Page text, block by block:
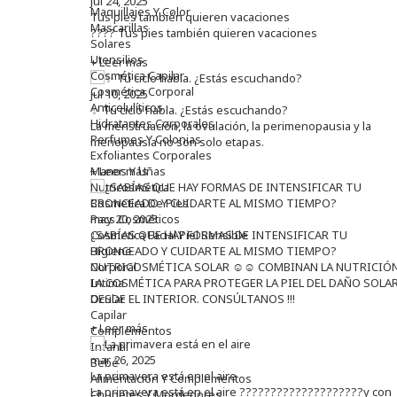
Maquillajes Y Color
Mascarillas
Solares
Utensilios
Cosmética Capilar
Cosmética Corporal
Anticelulíticos
Hidratantes Corporales
Perfumes Y Colonias
Exfoliantes Corporales
Manos Y Uñas
Nutricosmética
Cosmetica De Pies
Pacs Cosméticos
Cosmetica Facial Piel Sensible
Higiene
Corporal
Intima
Ocular
Capilar
Complementos
Infantil
Bebé
Alimentación Y Complementos
Tus pies también quieren vacaciones
???? Tus pies también quieren vacaciones
+ Leer más
jul 10, 2025
✨ Tu ciclo habla. ¿Estás escuchando?
La menstruación, la ovulación, la perimenopausia y la
menopausia no son solo etapas.
+ Leer más
may 20, 2025
¿SABÍAS QUE HAY FORMAS DE INTENSIFICAR TU
BRONCEADO Y CUIDARTE AL MISMO TIEMPO?
NUTRICOSMÉTICA SOLAR ☺️☺️ COMBINAN LA
LA COSMÉTICA PARA PROTEGER LA PIEL DEL DAÑO
DESDE EL INTERIOR. CONSÚLTANOS !!!
+ Leer más
mar 26, 2025
La primavera está en el aire
La primavera está en el aire ????????????????????y con